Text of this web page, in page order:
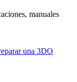
manuales
una 3DO